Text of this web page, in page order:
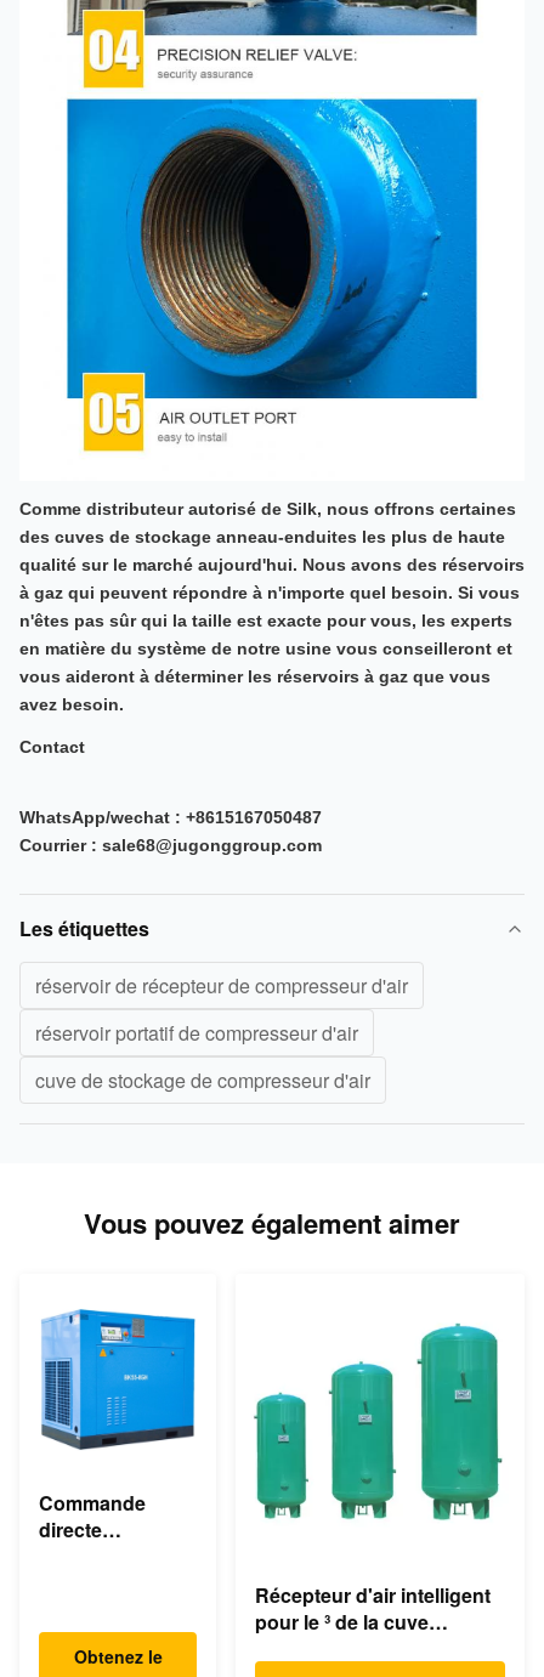
Comme distributeur autorisé de Silk, nous offrons certaines
des cuves de stockage anneau-enduites les plus de haute
qualité sur le marché aujourd'hui. Nous avons des réservoirs
à gaz qui peuvent répondre à n'importe quel besoin. Si vous
n'êtes pas sûr qui la taille est exacte pour vous, les experts
en matière du système de notre usine vous conseilleront et
vous aideront à déterminer les réservoirs à gaz que vous
avez besoin.
Contact
WhatsApp/wechat : +8615167050487
Courrier : sale68@jugonggroup.com
Les étiquettes
réservoir de récepteur de compresseur d'air
réservoir portatif de compresseur d'air
cuve de stockage de compresseur d'air
Vous pouvez également aimer
Commande
directe
d'air de vis de
55KW 75HP 8bar
Obtenez le
Récepteur d'air intelligent
pour le ³ de la cuve